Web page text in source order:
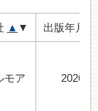
▲ ▼ 出版年月
モア 2026.6